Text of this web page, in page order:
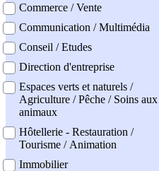
Commerce / Vente
Communication / Multimédia
Conseil / Etudes
Direction d'entreprise
Espaces verts et naturels /
Agriculture / Pêche / Soins aux
animaux
Hôtellerie - Restauration /
Tourisme / Animation
Immobilier